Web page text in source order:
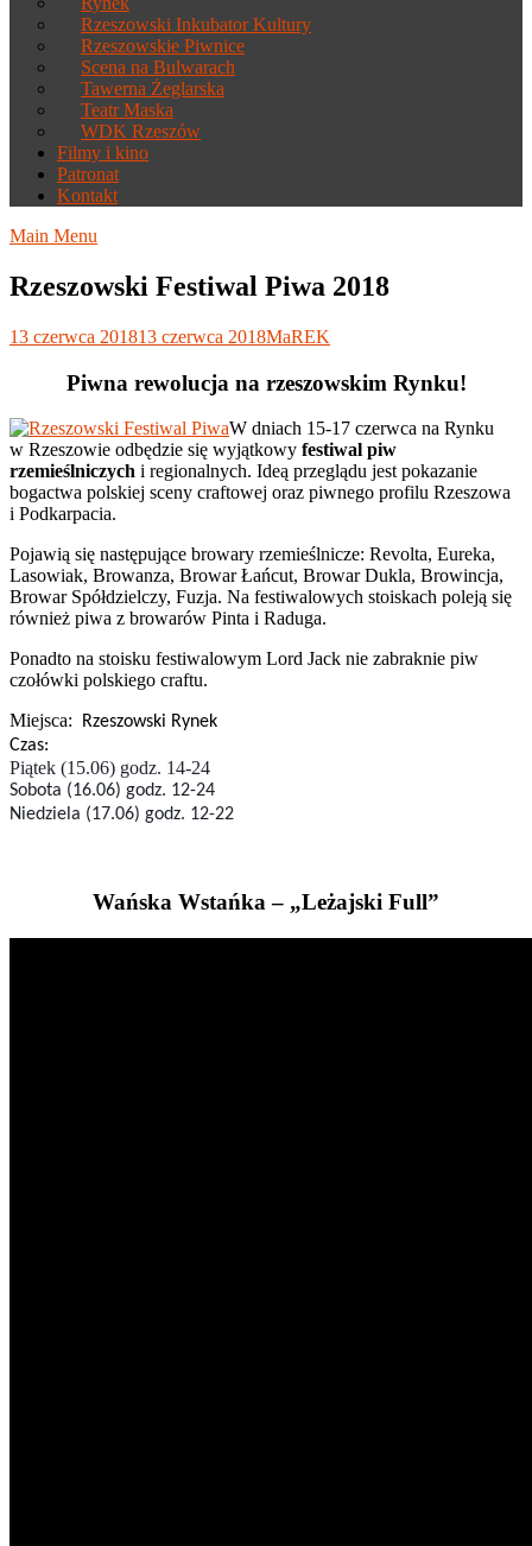
Rzeszowski Inkubator Kultury
Rzeszowskie Piwnice
Scena na Bulwarach
Tawerna Żeglarska
Teatr Maska
WDK Rzeszów
Filmy i kino
Patronat
Kontakt
Main Menu
Rzeszowski Festiwal Piwa 2018
13 czerwca 201813 czerwca 2018MaREK
Piwna rewolucja na rzeszowskim Rynku!
W dniach 15-17 czerwca na Rynku
w Rzeszowie odbędzie się wyjątkowy festiwal piw
rzemieślniczych i regionalnych. Ideą przeglądu jest pokazanie
bogactwa polskiej sceny craftowej oraz piwnego profilu Rzeszowa
i Podkarpacia.
Pojawią się następujące browary rzemieślnicze: Revolta, Eureka,
Lasowiak, Browanza, Browar Łańcut, Browar Dukla, Browincja,
Browar Spółdzielczy, Fuzja. Na festiwalowych stoiskach poleją się
również piwa z browarów Pinta i Raduga.
Ponadto na stoisku festiwalowym Lord Jack nie zabraknie piw
czołówki polskiego craftu.
Miejsca: Rzeszowski Rynek
Czas:
Piątek (15.06) godz. 14-24
Sobota (16.06) godz. 12-24
Niedziela (17.06) godz. 12-22
Wańska Wstańka – „Leżajski Full”